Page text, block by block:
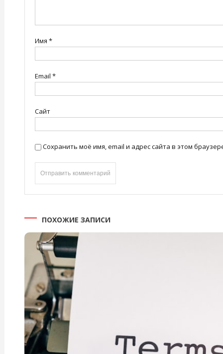
Имя *
Email *
Сайт
Сохранить моё имя, email и адрес сайта в этом
ПОХОЖИЕ ЗАПИСИ